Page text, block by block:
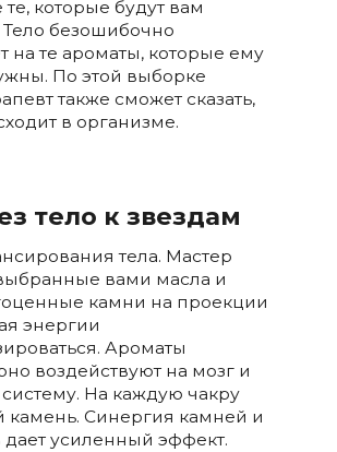
которые будут вам
безошибочно
на те ароматы, которые ему
По этой выборке
также сможет сказать,
в организме.
тело к звездам
тела. Мастер
вами масла и
камни на проекции
энергии
Ароматы
воздействуют на мозг и
На каждую чакру
камень. Синергия камней и
дает усиленный эффект.